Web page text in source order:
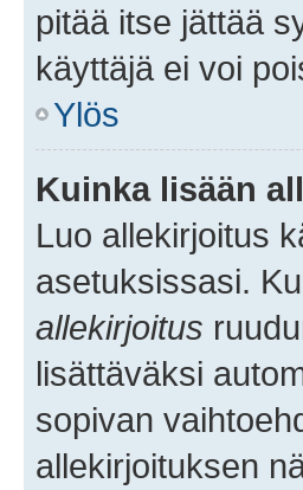
pitää itse jättää
käyttäjä ei voi
Ylös
Kuinka lisään
Luo allekirjoitus
asetuksissasi.
allekirjoitus
lisättäväksi
sopivan
allekirjoituksen